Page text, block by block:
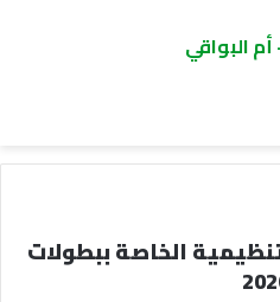
أم البواقي
الخاصة ببطولات